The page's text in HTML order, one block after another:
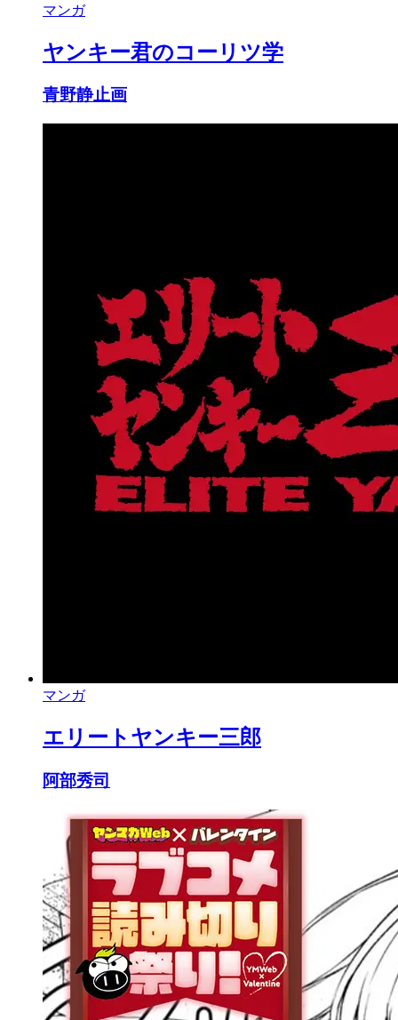
マンガ
ヤンキー君のコーリツ学
青野静止画
マンガ
エリートヤンキー三郎
阿部秀司